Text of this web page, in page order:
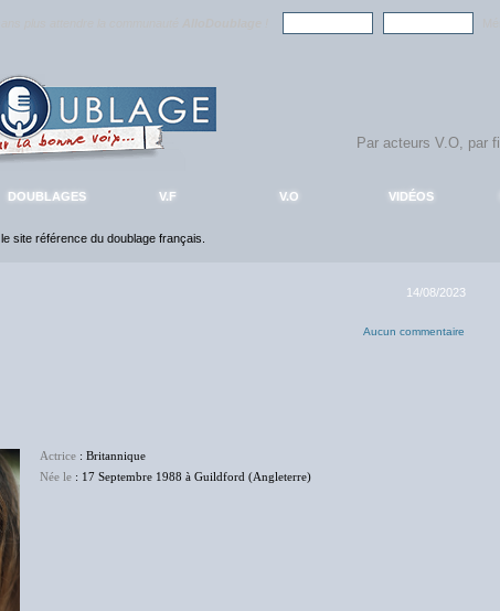
DOUBLAGES V.F V.O VIDÉOS
, le site référence du doublage français.
14/08/2023
Aucun commentaire
Actrice : Britannique
Née le : 17 Septembre 1988 à Guildford (Angleterre)